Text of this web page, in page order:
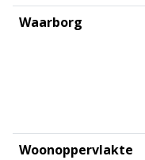
Waarborg
Woonoppervlakte